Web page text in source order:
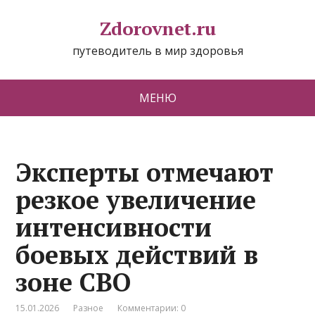
Zdorovnet.ru
путеводитель в мир здоровья
МЕНЮ
Эксперты отмечают
резкое увеличение
интенсивности
боевых действий в
зоне СВО
15.01.2026 Разное Комментарии: 0